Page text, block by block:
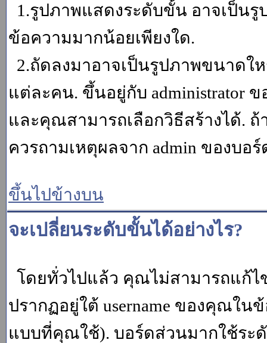
1.รูปภาพแสดงระดับขั้น อาจเป็น
ข้อความมากน้อยเพียงใด.
2.ถัดลงมาอาจเป็นรูปภาพขนาดใ
แต่ละคน. ขึ้นอยู่กับ administrator
และคุณสามารถเลือกวิธีสร้างได้.
ควรถามเหตุผลจาก admin ของบอ
ขึ้นไปข้างบน
จะเปลี่ยนระดับขั้นได้อย่างไร?
โดยทั่วไปแล้ว คุณไม่สามารถแก้
ปรากฏอยู่ใต้ username ของคุณใ
แบบที่คุณใช้). บอร์ดส่วนมากใช้ร